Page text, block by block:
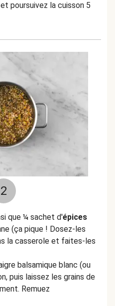
et poursuivez la cuisson 5
2
que ¼ sachet d'épices
(ça pique ! Dosez-les
la casserole et faites-les
balsamique blanc (ou
puis laissez les grains de
Remuez